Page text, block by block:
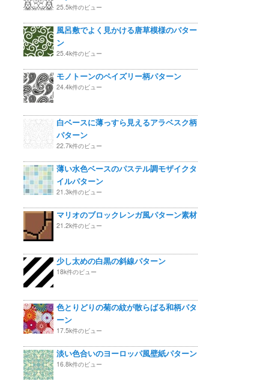
25.5k件のビュー
風呂敷でよく見かける唐草模様のパター
ン
25.4k件のビュー
モノトーンのペイズリー柄パターン
24.4k件のビュー
白ベースに薄っすら見えるアラベスク柄
パターン
22.7k件のビュー
薄い水色ベースのパステル調モザイクタ
イルパターン
21.3k件のビュー
マリオのブロックレンガ風パターン素材
21.2k件のビュー
少し太めの白黒の斜線パターン
18k件のビュー
色とりどりの菊の紋が散らばる和柄パタ
ーン
17.5k件のビュー
淡い色合いのヨーロッパ風壁紙パターン
16.8k件のビュー